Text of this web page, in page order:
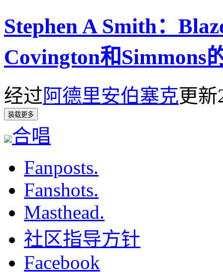
Stephen A Smith：
Covington和Simmons
经过阿德里安伯塞克更新
装载更多
合唱
Fanposts.
Fanshots.
Masthead.
社区指导方针
Facebook